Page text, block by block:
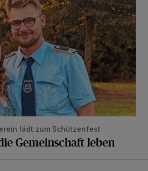
lädt zum Schützenfest
Gemeinschaft leben